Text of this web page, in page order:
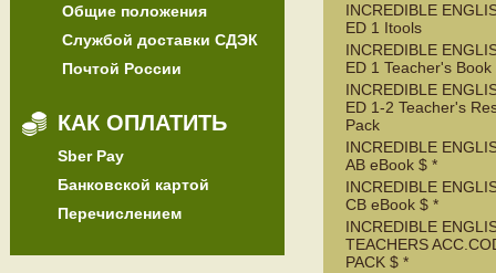
Общие положения
Службой доставки СДЭК
Почтой России
КАК ОПЛАТИТЬ
Sber Pay
Банковской картой
Перечислением
INCREDIBLE
ED 1 Itools
INCREDIBLE
ED 1 Teacher's Book
INCREDIBLE
ED 1-2 Teacher's
Pack
INCREDIBLE
AB eBook $ *
INCREDIBLE
CB eBook $ *
INCREDIBLE
TEACHERS
PACK $ *